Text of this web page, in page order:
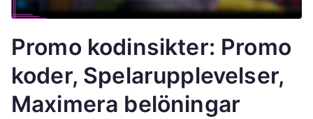
Promo kodinsikter: Promo
koder, Spelarupplevelser,
Maximera belöningar